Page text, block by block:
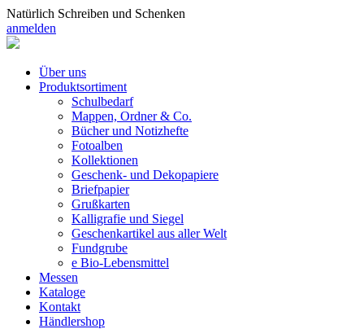
Natürlich Schreiben und Schenken
anmelden
Über uns
Produktsortiment
Schulbedarf
Mappen, Ordner & Co.
Bücher und Notizhefte
Fotoalben
Kollektionen
Geschenk- und Dekopapiere
Briefpapier
Grußkarten
Kalligrafie und Siegel
Geschenkartikel aus aller Welt
Fundgrube
e Bio-Lebensmittel
Messen
Kataloge
Kontakt
Händlershop